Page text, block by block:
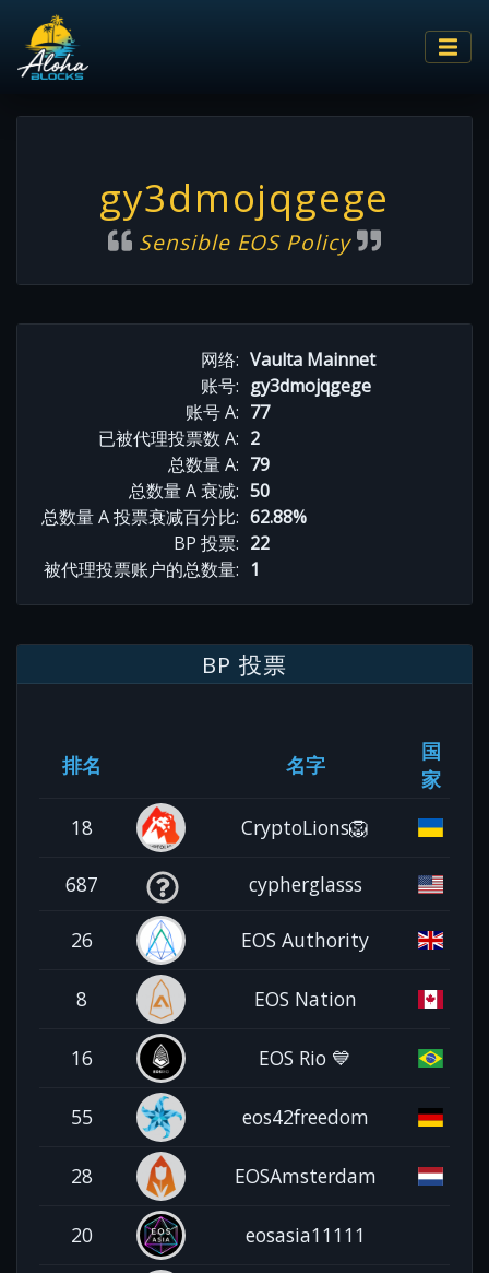
gy3dmojqgege
Sensible EOS Policy
网络: Vaulta Mainnet
账号: gy3dmojqgege
账号 A: 77
已被代理投票数 A: 2
总数量 A: 79
总数量 A 衰减: 50
总数量 A 投票衰减百分比: 62.88%
BP 投票: 22
被代理投票账户的总数量: 1
BP 投票
排名 名字
国
家
18
CryptoLions🦁
687 cypherglasss
26 EOS Authority
8 EOS Nation
16 EOS Rio 💙
55 eos42freedom
28 EOSAmsterdam
20 eosasia11111